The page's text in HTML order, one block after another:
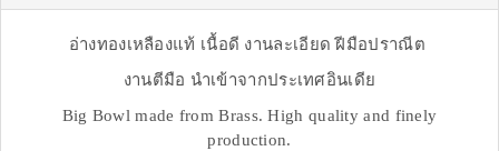
อ่างทองเหลืองแท้ เนื้อดี งานละเอียด ฝีมือปราณีต
งานตีมือ นำเข้าจากประเทศอินเดีย
Big Bowl made from Brass. High quality and finely
production.